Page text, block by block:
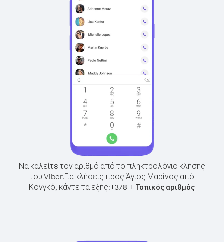
Να καλείτε τον αριθμό από το πληκτρολόγιο κλήσης
του Viber.Για κλήσεις προς Άγιος Μαρίνος από
Κονγκό, κάντε τα εξής:+378 + Τοπικός αριθμός